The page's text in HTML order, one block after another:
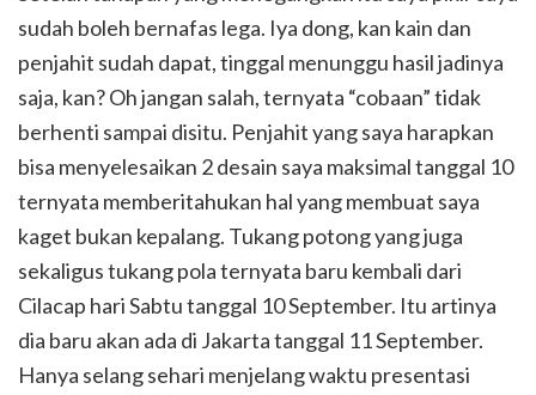
sudah boleh bernafas lega. Iya dong, kan kain dan
penjahit sudah dapat, tinggal menunggu hasil jadinya
saja, kan? Oh jangan salah, ternyata “cobaan” tidak
berhenti sampai disitu. Penjahit yang saya harapkan
bisa menyelesaikan 2 desain saya maksimal tanggal 10
ternyata memberitahukan hal yang membuat saya
kaget bukan kepalang. Tukang potong yang juga
sekaligus tukang pola ternyata baru kembali dari
Cilacap hari Sabtu tanggal 10 September. Itu artinya
dia baru akan ada di Jakarta tanggal 11 September.
Hanya selang sehari menjelang waktu presentasi